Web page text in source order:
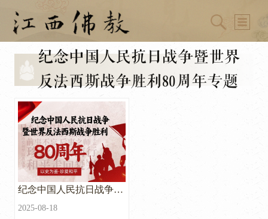
纪念中国人民抗日战争暨世界
反法西斯战争胜利80周年专题
纪念中国人民抗日战争暨
世界反法西斯战争胜利80
2025-08-18